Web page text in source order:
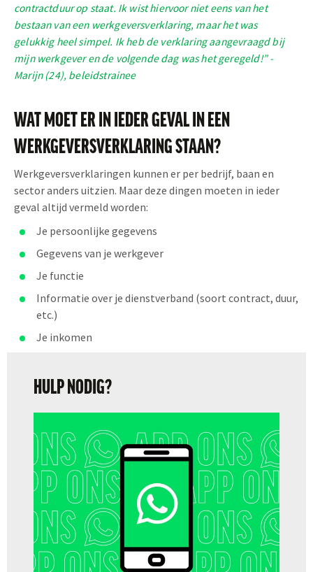
contractduur op staat. Ik wist hiervoor niet eens van het
bestaan van een werkgeversverklaring, maar het was
gelukkig heel simpel. Ik heb de verklaring aangevraagd bij
mijn werkgever en de volgende dag was het geregeld!” -
Marijn (24), beleidstrainee
WAT MOET ER IN IEDER GEVAL IN EEN
WERKGEVERSVERKLARING STAAN?
Werkgeversverklaringen kunnen er per bedrijf, baan en
sector anders uitzien. Maar deze dingen moeten in ieder
geval altijd vermeld worden:
Je persoonlijke gegevens
Gegevens van je werkgever
Je functie
Informatie over je dienstverband (soort contract, duur,
etc.)
Je inkomen
HULP NODIG?